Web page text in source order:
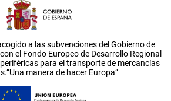
a las subvenciones del Gobierno de
el Fondo Europeo de Desarrollo Regional
para el transporte de mercancías
manera de hacer Europa”